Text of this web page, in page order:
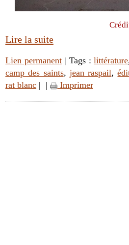
Lire la suite
Lien permanent| Tags :littérature
camp des saints, jean raspail,
rat blanc | | Imprimer